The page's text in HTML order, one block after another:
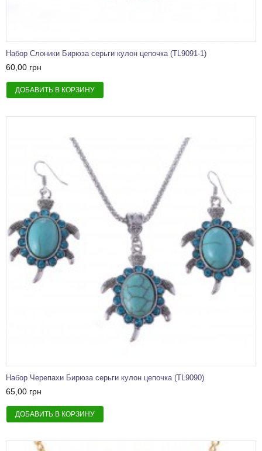
Набор Слоники Бирюза серьги кулон цепочка (TL9091-1)
60,00 грн
ДОБАВИТЬ В КОРЗИНУ
Набор Черепахи Бирюза серьги кулон цепочка (TL9090)
65,00 грн
ДОБАВИТЬ В КОРЗИНУ